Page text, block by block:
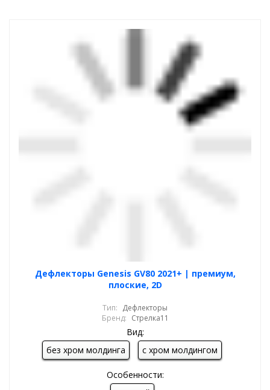
Дефлекторы Genesis GV80 2021+ | премиум,
плоские, 2D
Тип: Дефлекторы
Бренд: Стрелка11
Вид:
без хром молдинга
с хром молдингом
Особенности: